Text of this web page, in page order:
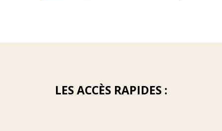
LES ACCÈS RAPIDES :